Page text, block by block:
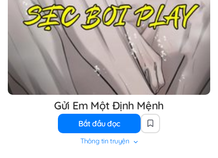
Gửi Em Một Định Mệnh
Bắt đầu đọc
Thông tin truyện